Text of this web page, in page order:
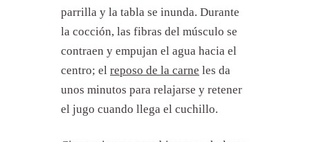
parrilla y la tabla se inunda. Durante
la cocción, las fibras del músculo se
contraen y empujan el agua hacia el
centro; el reposo de la carne les da
unos minutos para relajarse y retener
el jugo cuando llega el cuchillo.